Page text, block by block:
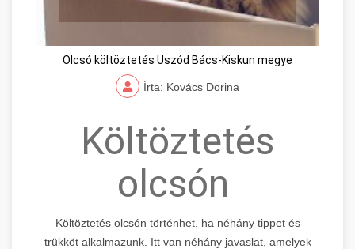
Olcsó költöztetés Uszód Bács-Kiskun megye
Írta: Kovács Dorina
Költöztetés
olcsón
Költöztetés olcsón történhet, ha néhány tippet és
trükköt alkalmazunk. Itt van néhány javaslat, amelyek